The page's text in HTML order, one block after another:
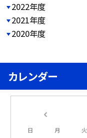
2022年度
2021年度
2020年度
カレンダー
日 月 火